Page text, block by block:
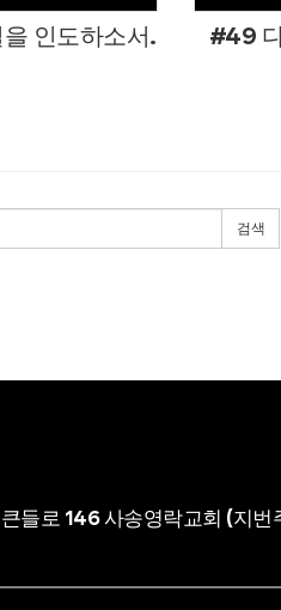
인도하소서. #49
검색
들로 146 사송영락교회 (지번